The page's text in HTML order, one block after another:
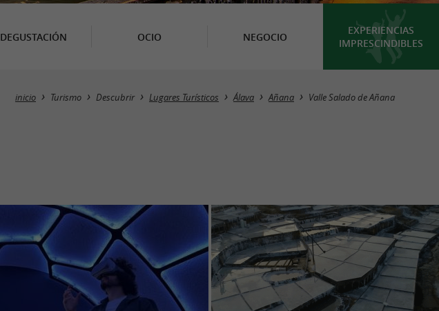
DEGUSTACIÓN OCIO NEGOCIO
EXPERIENCIAS
IMPRESCINDIBLES
inicio Turismo Descubrir Lugares Turísticos Álava Añana Valle Salado de Añana